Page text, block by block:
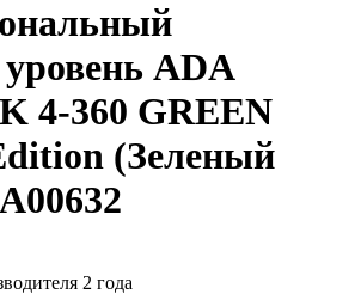
ADA
4-360 GREEN
(Зеленый
2 года